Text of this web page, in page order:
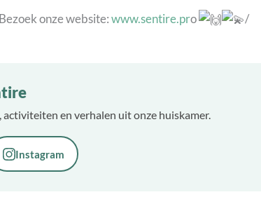
onze website:www.sentire.pro /
en verhalen uit onze huiskamer.
Instagram